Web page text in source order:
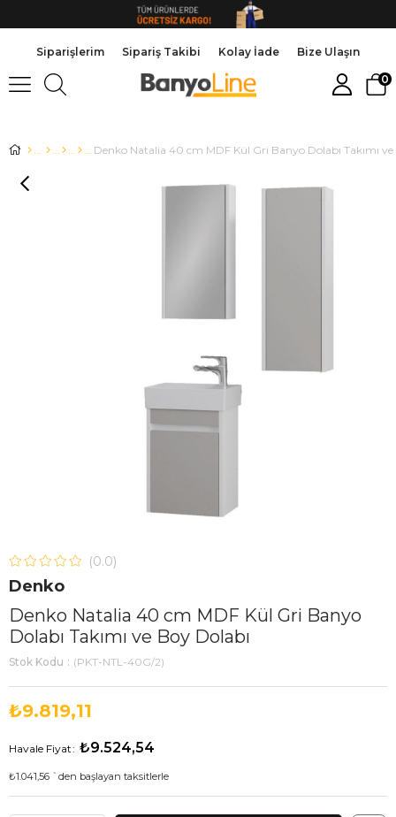
Siparişlerim Sipariş Takibi Kolay İade Bize Ulaşın
0
Denko Natalia 40 cm MDF Kül Gri Banyo Dolabı Takımı ve
0.0
Denko
Denko Natalia 40 cm MDF Kül Gri Banyo
Dolabı Takımı ve Boy Dolabı
Stok Kodu (PKT-NTL-40G/2)
₺9.819,11
Havale Fiyat: ₺9.524,54
₺1.041,56 `den başlayan taksitlerle